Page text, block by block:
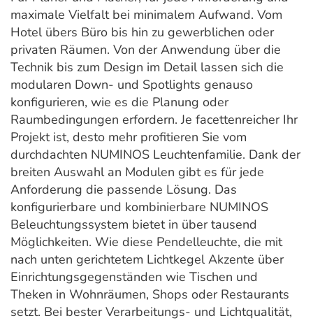
maximale Vielfalt bei minimalem Aufwand. Vom
Hotel übers Büro bis hin zu gewerblichen oder
privaten Räumen. Von der Anwendung über die
Technik bis zum Design im Detail lassen sich die
modularen Down- und Spotlights genauso
konfigurieren, wie es die Planung oder
Raumbedingungen erfordern. Je facettenreicher Ihr
Projekt ist, desto mehr profitieren Sie vom
durchdachten NUMINOS Leuchtenfamilie. Dank der
breiten Auswahl an Modulen gibt es für jede
Anforderung die passende Lösung. Das
konfigurierbare und kombinierbare NUMINOS
Beleuchtungssystem bietet in über tausend
Möglichkeiten. Wie diese Pendelleuchte, die mit
nach unten gerichtetem Lichtkegel Akzente über
Einrichtungsgegenständen wie Tischen und
Theken in Wohnräumen, Shops oder Restaurants
setzt. Bei bester Verarbeitungs- und Lichtqualität,